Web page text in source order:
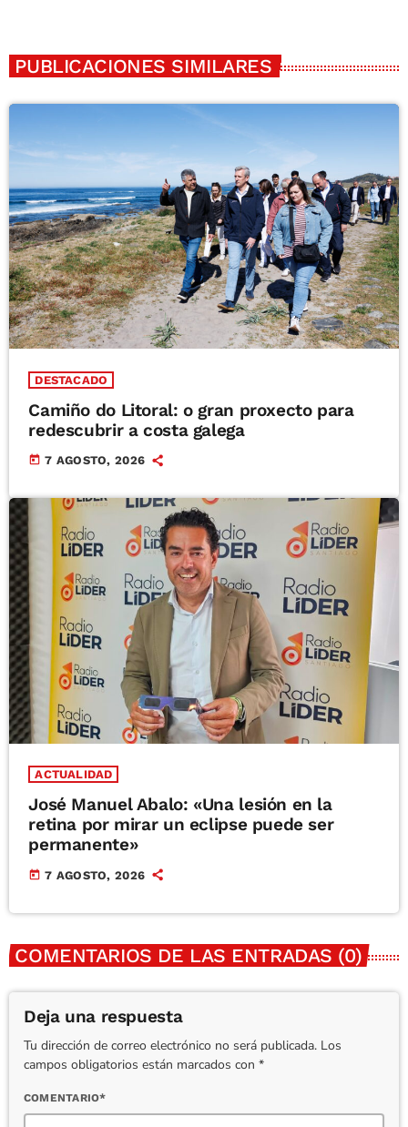
PUBLICACIONES SIMILARES
DESTACADO
Camiño do Litoral: o gran proxecto para
redescubrir a costa galega
today 7 AGOSTO, 2026
ACTUALIDAD
José Manuel Abalo: «Una lesión en la
retina por mirar un eclipse puede ser
permanente»
today 7 AGOSTO, 2026
COMENTARIOS DE LAS ENTRADAS (0)
Deja una respuesta
Tu dirección de correo electrónico no será publicada. Los
campos obligatorios están marcados con *
COMENTARIO*